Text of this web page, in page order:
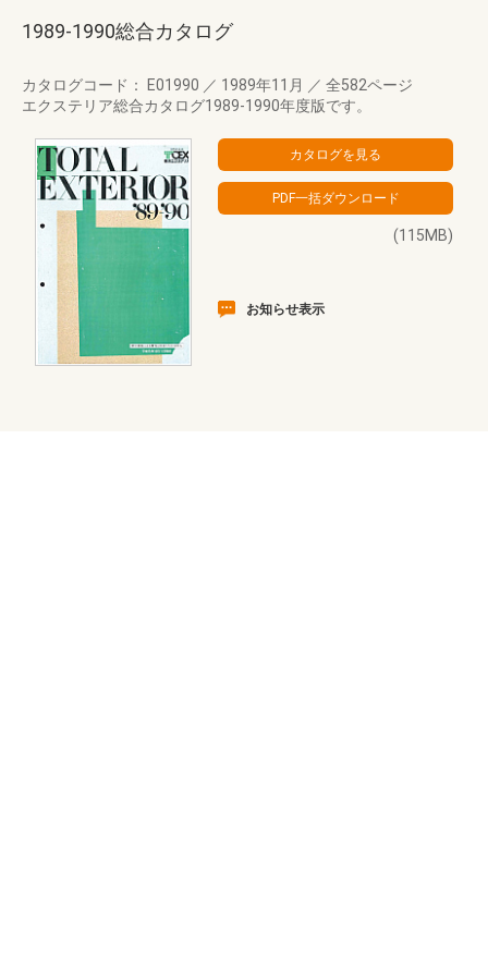
1989-1990総合カタログ
カタログコード： E01990 ／ 1989年11月 ／ 全582ページ
エクステリア総合カタログ1989-1990年度版です。
(115MB)
お知らせ表示